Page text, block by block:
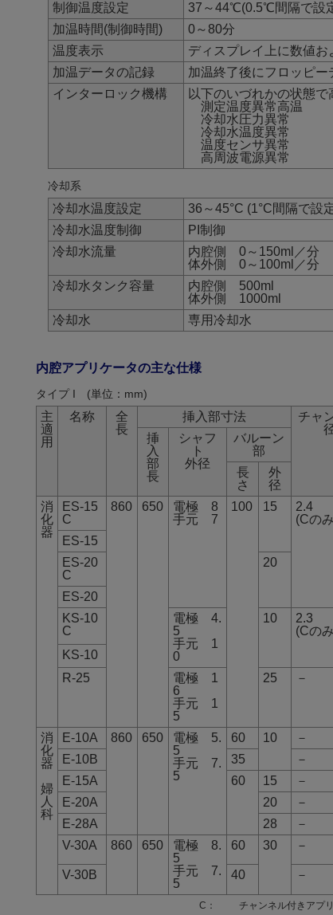
制御温度設定
37～44℃(0.5℃間隔で設
加温時間(制御時間)
0～80分
温度表示
ディスプレイ上に数値
加温データの記録
加温終了後にフロッピ
インターロック機構
以下のいづれかの状態で
測定温度異常高温
冷却水圧力異常
冷却水温度異常
温度センサ異常
高周波電源異常
冷却系
冷却水温度設定
36～45°C (1°C間隔で設
冷却水温度制御
PI制御
冷却水流量
内腔側 0～150ml／分
体外側 0～100ml／分
冷却水タンク容量
内腔側 500ml
体外側 1000ml
冷却水
専用冷却水
内腔アプリケータの主な仕様
タイプ I (単位：mm)
主
適
用
名称
全
長
挿入部寸法
チャ
挿
入
部
長
シャフ
ト
外径
バルーン
部
長
さ
外
径
消
化
器
ES-15
C
860 650
電極 8
手元 7
100 15
2.4
(Cの
ES-15
ES-20
C
20
ES-20
KS-10
C
電極 4.
5
手元 1
0
10
2.3
(Cの
KS-10
R-25
電極 1
6
手元 1
5
25 －
消
化
器
婦
人
科
E-10A 860 650
電極 5.
5
手元 7.
5
60 10
－
E-10B
35
－
E-15A
60 15
－
E-20A
20
－
E-28A
28
－
V-30A
860 650
電極 8.
5
手元 7.
5
60 30 －
V-30B 40 －
C： チャンネル付きアプ